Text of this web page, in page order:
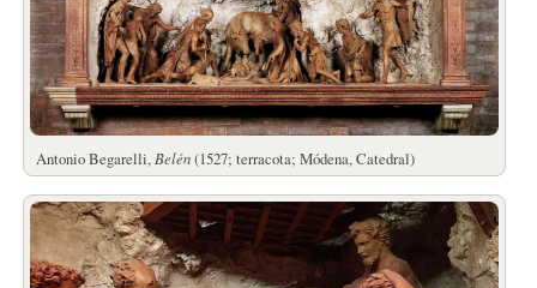
Antonio Begarelli, Belén(1527; terracota; Módena, Catedral)